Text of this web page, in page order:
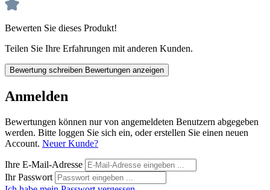
Bewerten Sie dieses Produkt!
Teilen Sie Ihre Erfahrungen mit anderen Kunden.
Bewertung schreiben Bewertungen anzeigen
Anmelden
Bewertungen können nur von angemeldeten Benutzern abgegeben
werden. Bitte loggen Sie sich ein, oder erstellen Sie einen neuen
Account. Neuer Kunde?
Ihre E-Mail-Adresse
Ihr Passwort